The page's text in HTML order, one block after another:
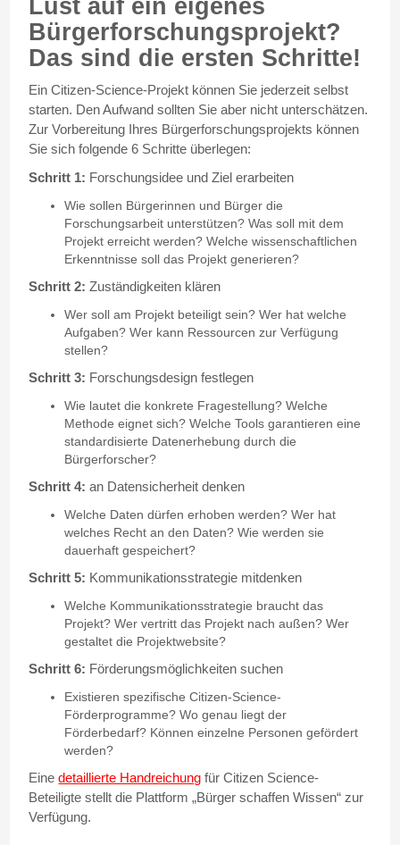
Lust auf ein eigenes
Bürgerforschungsprojekt?
Das sind die ersten Schritte!
Ein Citizen-Science-Projekt können Sie jederzeit selbst
starten. Den Aufwand sollten Sie aber nicht unterschätzen.
Zur Vorbereitung Ihres Bürgerforschungsprojekts können
Sie sich folgende 6 Schritte überlegen:
Schritt 1: Forschungsidee und Ziel erarbeiten
Wie sollen Bürgerinnen und Bürger die
Forschungsarbeit unterstützen? Was soll mit dem
Projekt erreicht werden? Welche wissenschaftlichen
Erkenntnisse soll das Projekt generieren?
Schritt 2: Zuständigkeiten klären
Wer soll am Projekt beteiligt sein? Wer hat welche
Aufgaben? Wer kann Ressourcen zur Verfügung
stellen?
Schritt 3: Forschungsdesign festlegen
Wie lautet die konkrete Fragestellung? Welche
Methode eignet sich? Welche Tools garantieren eine
standardisierte Datenerhebung durch die
Bürgerforscher?
Schritt 4: an Datensicherheit denken
Welche Daten dürfen erhoben werden? Wer hat
welches Recht an den Daten? Wie werden sie
dauerhaft gespeichert?
Schritt 5: Kommunikationsstrategie mitdenken
Welche Kommunikationsstrategie braucht das
Projekt? Wer vertritt das Projekt nach außen? Wer
gestaltet die Projektwebsite?
Schritt 6: Förderungsmöglichkeiten suchen
Existieren spezifische Citizen-Science-
Förderprogramme? Wo genau liegt der
Förderbedarf? Können einzelne Personen gefördert
werden?
Einedetaillierte Handreichung für Citizen Science-
Beteiligte stellt die Plattform „Bürger schaffen Wissen“ zur
Verfügung.